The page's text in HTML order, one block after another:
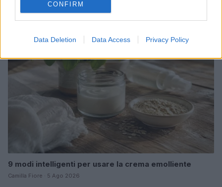
CONFIRM
Data Deletion Data Access Privacy Policy
Cristian Castiglioni · 5 Ago 2026
9 modi intelligenti per usare la crema emolliente
Camilla Fiore · 5 Ago 2026